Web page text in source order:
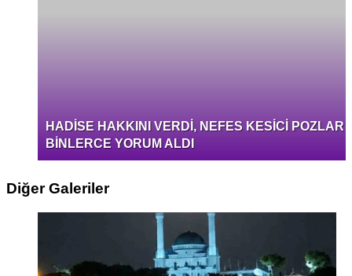
HADİSE HAKKINI VERDİ, NEFES KESİCİ POZLAR
BİNLERCE YORUM ALDI
Diğer Galeriler